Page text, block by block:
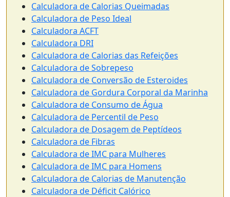
Calculadora de Calorias Queimadas
Calculadora de Peso Ideal
Calculadora ACFT
Calculadora DRI
Calculadora de Calorias das Refeições
Calculadora de Sobrepeso
Calculadora de Conversão de Esteroides
Calculadora de Gordura Corporal da Marinha
Calculadora de Consumo de Água
Calculadora de Percentil de Peso
Calculadora de Dosagem de Peptídeos
Calculadora de Fibras
Calculadora de IMC para Mulheres
Calculadora de IMC para Homens
Calculadora de Calorias de Manutenção
Calculadora de Déficit Calórico